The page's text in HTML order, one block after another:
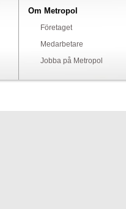
Om Metropol
Företaget
Medarbetare
Jobba på Metropol